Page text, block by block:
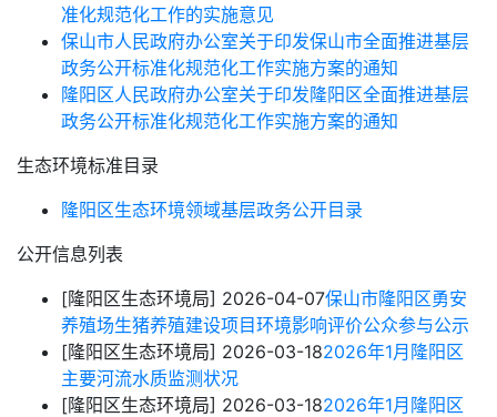
准化规范化工作的实施意见
保山市人民政府办公室关于印发保山市全面推进基层
政务公开标准化规范化工作实施方案的通知
隆阳区人民政府办公室关于印发隆阳区全面推进基层
政务公开标准化规范化工作实施方案的通知
生态环境标准目录
隆阳区生态环境领域基层政务公开目录
公开信息列表
[隆阳区生态环境局] 2026-04-07保山市隆阳区勇安
养殖场生猪养殖建设项目环境影响评价公众参与公示
[隆阳区生态环境局] 2026-03-182026年1月隆阳区
主要河流水质监测状况
[隆阳区生态环境局] 2026-03-182026年1月隆阳区